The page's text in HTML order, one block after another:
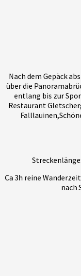
Nach dem Gepäck
über die
entlang bis zur
Restaurant
Ca 3h reine
nach